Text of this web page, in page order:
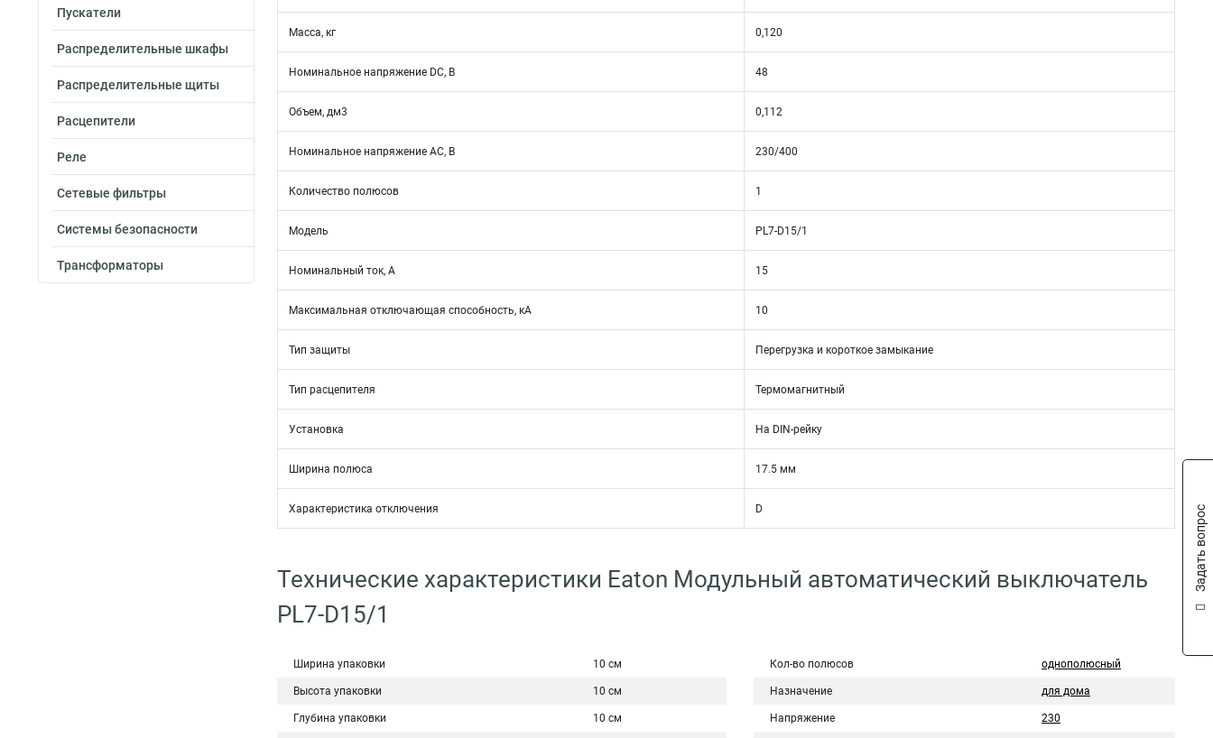
Пускатели
Распределительные шкафы
Распределительные щиты
Расцепители
Реле
Сетевые фильтры
Системы безопасности
Трансформаторы
Масса, кг 0,120
Номинальное напряжение DC, В 48
Объем, дм3 0,112
Номинальное напряжение АС, В 230/400
Количество полюсов 1
Модель PL7-D15/1
Номинальный ток, А 15
Максимальная отключающая способность, кА 10
Тип защиты Перегрузка и короткое замыкание
Тип расцепителя Термомагнитный
Установка На DIN-рейку
Ширина полюса 17.5 мм
Характеристика отключения D
Технические характеристики Eaton Модульный автоматический выключатель
PL7-D15/1
Ширина упаковки 10 см
Высота упаковки 10 см
Глубина упаковки 10 см
Кол-во полюсов однополюсный
Назначение для дома
Напряжение 230
Задать вопрос